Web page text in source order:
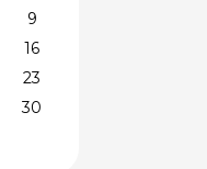
9
16
23
30